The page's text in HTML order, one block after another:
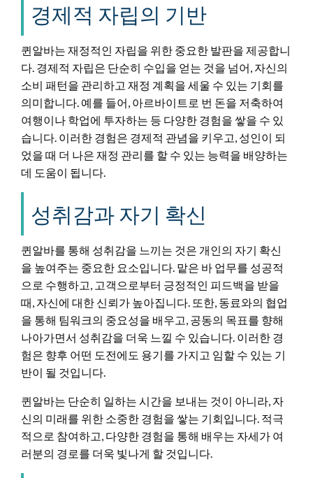
경제적 자립의 기반
퀸알바는 재정적인 자립을 위한 중요한 발판을 제공합니
다. 경제적 자립은 단순히 수입을 얻는 것을 넘어, 자신의
소비 패턴을 관리하고 재정 계획을 세울 수 있는 기회를
의미합니다. 예를 들어, 아르바이트로 번 돈을 저축하여
여행이나 학업에 투자하는 등 다양한 경험을 쌓을 수 있
습니다. 이러한 경험은 경제적 관념을 키우고, 성인이 되
었을 때 더 나은 재정 관리를 할 수 있는 능력을 배양하는
데 도움이 됩니다.
성취감과 자기 확신
퀸알바를 통해 성취감을 느끼는 것은 개인의 자기 확신
을 높여주는 중요한 요소입니다. 맡은 바 업무를 성공적
으로 수행하고, 고객으로부터 긍정적인 피드백을 받을
때, 자신에 대한 신뢰가 높아집니다. 또한, 동료와의 협업
을 통해 팀워크의 중요성을 배우고, 공동의 목표를 향해
나아가면서 성취감을 더욱 느낄 수 있습니다. 이러한 경
험은 향후 어떤 도전에도 용기를 가지고 임할 수 있는 기
반이 될 것입니다.
퀸알바는 단순히 일하는 시간을 보내는 것이 아니라, 자
신의 미래를 위한 소중한 경험을 쌓는 기회입니다. 적극
적으로 참여하고, 다양한 경험을 통해 배우는 자세가 여
러분의 경로를 더욱 빛나게 할 것입니다.